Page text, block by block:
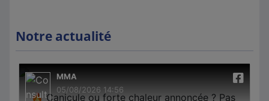
Notre actualité